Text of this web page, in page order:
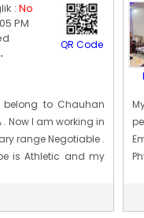
: No
PM
QR Code
I belong to Chauhan
. Now I am working in
range Negotiable .
is Athletic and my
fine working or